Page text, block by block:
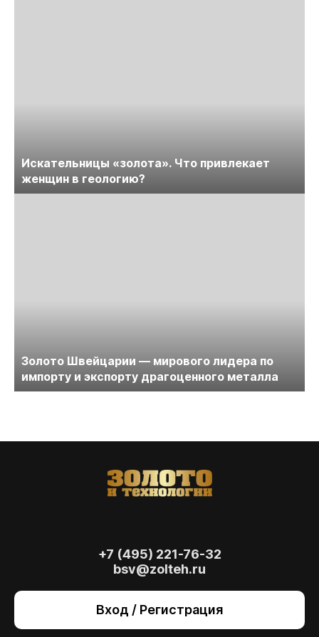
Искательницы «золота». Что привлекает
женщин в геологию?
Золото Швейцарии — мирового лидера по
импорту и экспорту драгоценного металла
+7 (495) 221-76-32
bsv@zolteh.ru
Вход / Регистрация
также для анализа сайта и улучшения